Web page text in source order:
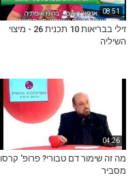
08:51
זילי בבריאות 10 תכנית 26 - מיצוי
השיליה
04:26
מה זה שימור דם טבורי? פרופ' קרסו
מסביר